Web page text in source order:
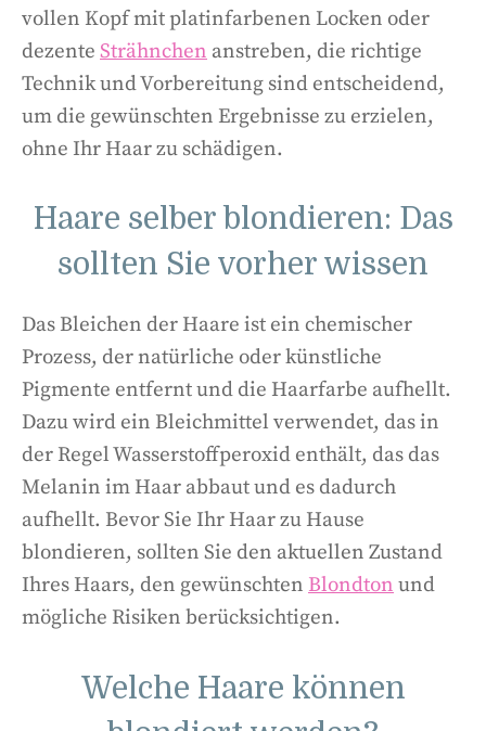
vollen Kopf mit platinfarbenen Locken oder
dezente Strähnchen anstreben, die richtige
Technik und Vorbereitung sind entscheidend,
um die gewünschten Ergebnisse zu erzielen,
ohne Ihr Haar zu schädigen.
Haare selber blondieren: Das
sollten Sie vorher wissen
Das Bleichen der Haare ist ein chemischer
Prozess, der natürliche oder künstliche
Pigmente entfernt und die Haarfarbe aufhellt.
Dazu wird ein Bleichmittel verwendet, das in
der Regel Wasserstoffperoxid enthält, das das
Melanin im Haar abbaut und es dadurch
aufhellt. Bevor Sie Ihr Haar zu Hause
blondieren, sollten Sie den aktuellen Zustand
Ihres Haars, den gewünschten Blondton und
mögliche Risiken berücksichtigen.
Welche Haare können